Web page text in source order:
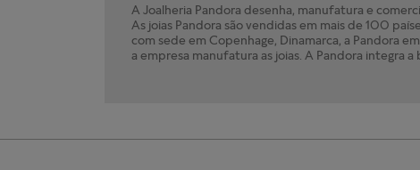
A Joalheria Pandora desenha, manufatura e
As joias Pandora são vendidas em mais de 100
com sede em Copenhage, Dinamarca, a Pandora
a empresa manufatura as joias. A Pandora integra